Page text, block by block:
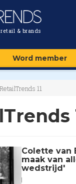
& brands
Word member
RetailTrends 11
Colette van
maak van
wedstrijd'